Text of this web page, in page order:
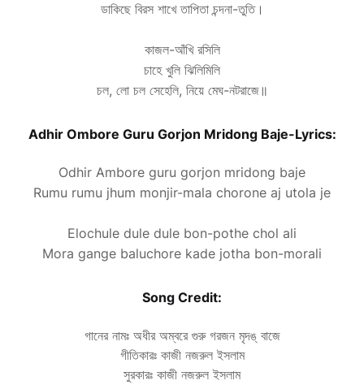
ডাকিছে বিরস শাখে তাপিতা চন্দনা-তুতি।
কাজল-আঁখি রসিলি
চাহে খুলি ঝিলিমিলি
চল, লো চল সেহেলি, নিয়ে মেঘ-নটরাজে॥
Adhir Ombore Guru Gorjon Mridong Baje-Lyrics:
Odhir Ambore guru gorjon mridong baje
Rumu rumu jhum monjir-mala chorone aj utola je
Elochule dule dule bon-pothe chol ali
Mora gange baluchore kade jotha bon-morali
Song Credit:
গানের নামঃ অধীর অম্বরে গুরু গরজন মৃদঙ্ বাজে
গীতিকারঃ কাজী নজরুল ইসলাম
সুরকারঃ কাজী নজরুল ইসলাম